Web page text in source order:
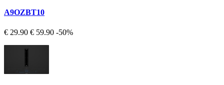
A9OZBT10
€ 29.90 € 59.90 -50%